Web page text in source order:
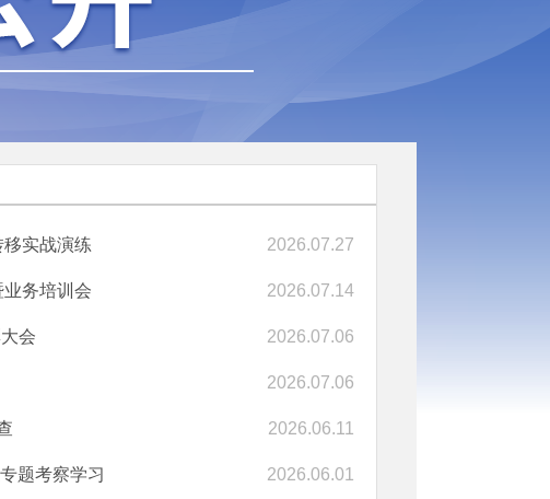
实战演练 2026.07.27
务培训会 2026.07.14
会 2026.07.06
2026.07.06
2026.06.11
题考察学习 2026.06.01